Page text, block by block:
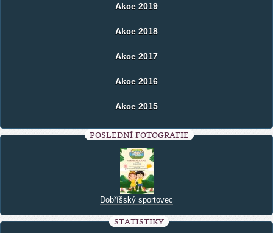
Akce 2019
Akce 2018
Akce 2017
Akce 2016
Akce 2015
POSLEDNÍ FOTOGRAFIE
Dobříšský sportovec
STATISTIKY